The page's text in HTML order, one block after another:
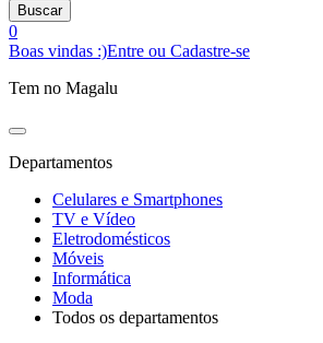
Buscar
0
Boas vindas :)Entre ou Cadastre-se
Tem no Magalu
Departamentos
Celulares e Smartphones
TV e Vídeo
Eletrodomésticos
Móveis
Informática
Moda
Todos os departamentos